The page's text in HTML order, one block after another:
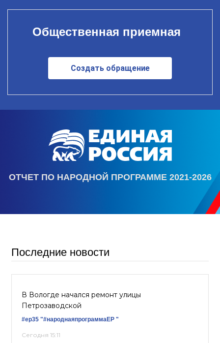
Общественная приемная
Создать обращение
ОТЧЕТ ПО НАРОДНОЙ ПРОГРАММЕ 2021-2026
Последние новости
В Вологде начался ремонт улицы
Петрозаводской
#ер35 "#народнаяпрограммаЕР "
Сегодня 15:11